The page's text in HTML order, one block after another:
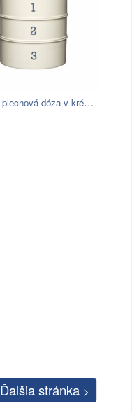
3-dielna plechová dóza v krémovej farbe…
Ďalšia stránka >